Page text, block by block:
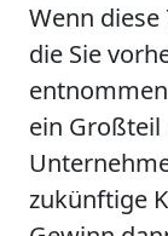
Wenn diese
die Sie
ein Großteil
zukünftige